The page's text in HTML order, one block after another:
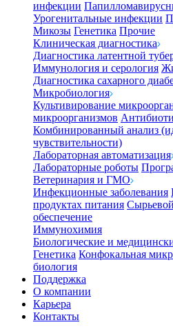
инфекции
Урогенитальные инфекции
Микозы Генетика Прочие
Клиническая диагностика
Диагностика латентной
Иммунология и серология
Диагностика сахарного
Микробиология
Культивирование
микроорганизмов
Комбинированный анализ
чувствительности)
Лабораторная автоматизация
Лабораторные роботы
Ветеринария и ГМО
Инфекционные заболевания
продуктах питания
обеспечение
Иммунохимия
Биологические и
Генетика Конфокальная
биология
Поддержка
О компании
Карьера
Контакты